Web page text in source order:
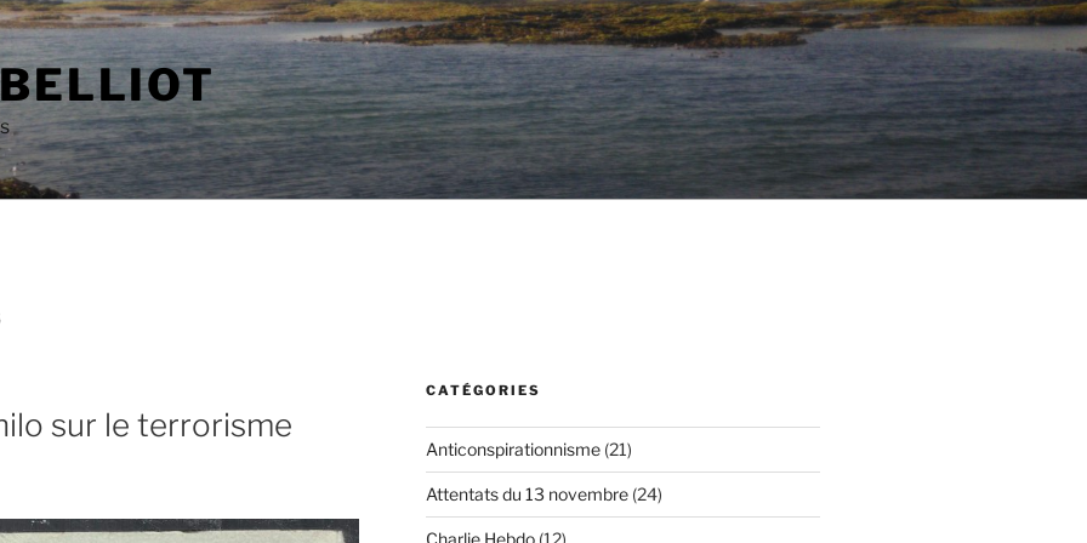
sur le terrorisme
CATÉGORIES
Anticonspirationnisme(21)
Attentats du 13 novembre(24)
Charlie Hebdo(12)